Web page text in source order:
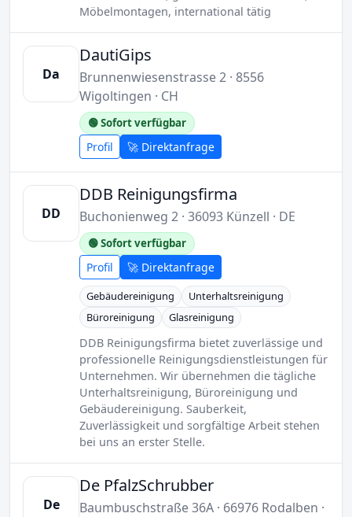
Möbelmontagen, international tätig
Da
DautiGips
Brunnenwiesenstrasse 2 · 8556
Wigoltingen · CH
🟢 Sofort verfügbar
Profil 🚀 Direktanfrage
DD
DDB Reinigungsfirma
Buchonienweg 2 · 36093 Künzell · DE
🟢 Sofort verfügbar
Profil 🚀 Direktanfrage
Gebäudereinigung
Unterhaltsreinigung
Büroreinigung
Glasreinigung
DDB Reinigungsfirma bietet zuverlässige und
professionelle Reinigungsdienstleistungen für
Unternehmen. Wir übernehmen die tägliche
Unterhaltsreinigung, Büroreinigung und
Gebäudereinigung. Sauberkeit,
Zuverlässigkeit und sorgfältige Arbeit stehen
bei uns an erster Stelle.
De
De PfalzSchrubber
Baumbuschstraße 36A · 66976 Rodalben ·